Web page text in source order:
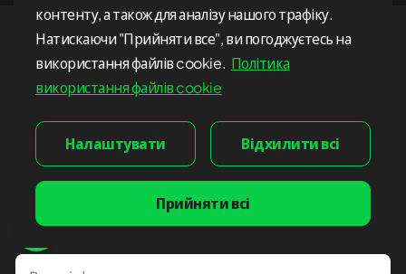
Замовте консультацію
контенту, а також для аналізу нашого трафіку.
Натискаючи "Прийняти все", ви погоджуєтесь на
використання файлів cookie. Політика
використання файлів cookie
Налаштувати Відхилити всі
Прийняти всі